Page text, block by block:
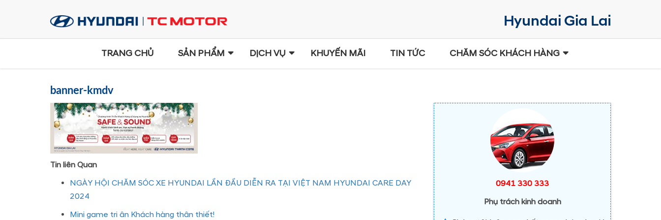
TRANG CHỦ SẢN PHẨM DỊCH VỤ KHUYẾN MÃI TIN TỨC CHĂM SÓC KHÁCH HÀNG
banner-kmdv
Tin liên Quan
NGÀY HỘI CHĂM SÓC XE HYUNDAI LẦN ĐẦU DIỄN RA TẠI VIỆT NAM HYUNDAI CARE DAY
2024
Mini game tri ân Khách hàng thân thiết!
0941 330 333
Phụ trách kinh doanh